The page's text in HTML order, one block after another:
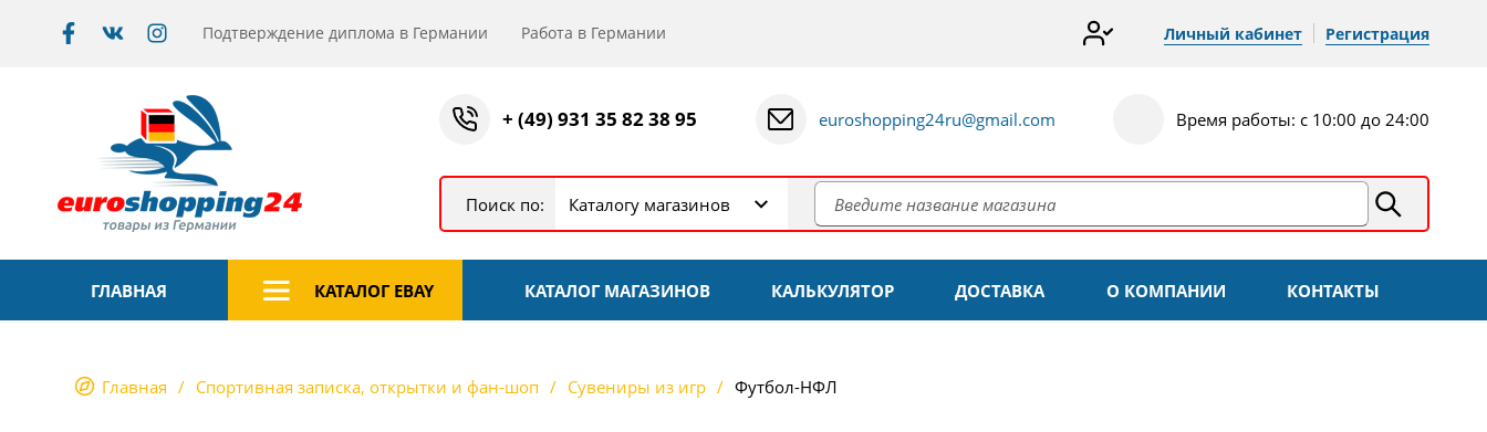
Подтверждение диплома в Германии Работа в Германии Личный кабинет Регистрация
+ (49) 931 35 82 38 95 euroshopping24ru@gmail.com Время работы: с 10:00 до 24:00
Поиск по: Каталогу магазинов
ГЛАВНАЯ КАТАЛОГ EBAY КАТАЛОГ МАГАЗИНОВ КАЛЬКУЛЯТОР ДОСТАВКА О КОМПАНИИ КОНТАКТЫ
Главная Спортивная записка, открытки и фан-шоп Сувениры из игр Футбол-НФЛ